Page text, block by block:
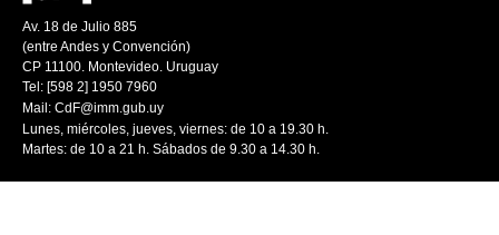
Av. 18 de Julio 885
(entre Andes y Convención)
CP 11100. Montevideo. Uruguay
Tel: [598 2] 1950 7960
Mail: CdF@imm.gub.uy
Lunes, miércoles, jueves, viernes: de 10 a 19.30 h.
Martes: de 10 a 21 h. Sábados de 9.30 a 14.30 h.